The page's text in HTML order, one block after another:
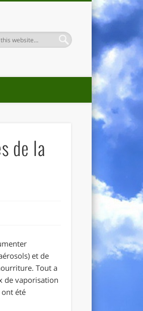
de la
et de
Tout a
de vaporisation
été